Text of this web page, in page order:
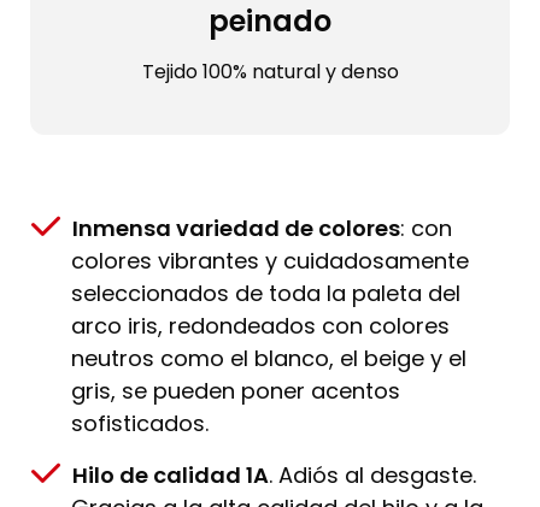
peinado
Tejido 100% natural y denso
Inmensa variedad de colores: con
colores vibrantes y cuidadosamente
seleccionados de toda la paleta del
arco iris, redondeados con colores
neutros como el blanco, el beige y el
gris, se pueden poner acentos
sofisticados.
Hilo de calidad 1A. Adiós al desgaste.